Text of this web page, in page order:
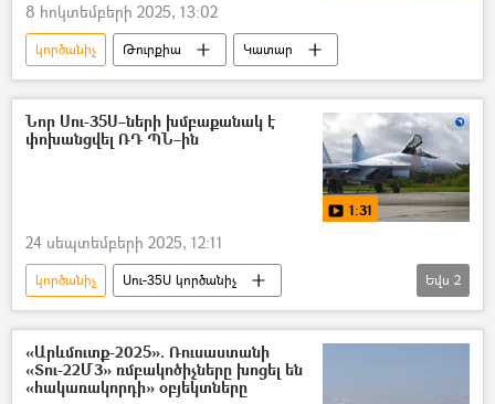
8 հոկտեմբերի 2025, 13:02
կործանիչ Թուրքիա Կատար
Նոր Սու-35Ս–ների խմբաքանակ է
փոխանցվել ՌԴ ՊՆ–ին
1:31
24 սեպտեմբերի 2025, 12:11
կործանիչ
Սու-35Ս կործանիչ
Ռուսաստան
Տեսանյութեր
տեսանյութ
Եվս 2
«Արևմուտք-2025». Ռուսաստանի
«Տու-22Մ3» ռմբակոծիչները խոցել են
«հակառակորդի» օբյեկտները